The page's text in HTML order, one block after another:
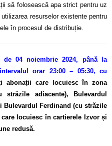
să folosească apa strict pentru uz
resurselor existente pentru
în procesul de distribuție.
de 04 noiembrie 2024, până la
orar 23:00 – 05:30, cu
abonații care locuiesc în zona
adiacente), Bulevardul
Bulevardul Ferdinand (cu străzile
locuiesc în cartierele Izvor și
redusă.